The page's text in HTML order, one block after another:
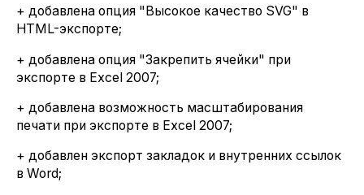
+ добавлена опция "Высокое качество SVG" в
HTML-экспорте;
+ добавлена опция "Закрепить ячейки" при
экспорте в Excel 2007;
+ добавлена возможность масштабирования
печати при экспорте в Excel 2007;
+ добавлен экспорт закладок и внутренних ссылок
в Word;